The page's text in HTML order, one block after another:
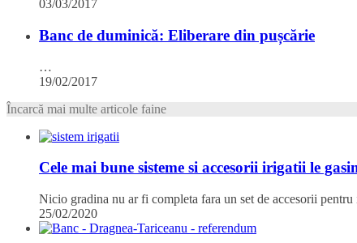
03/03/2017
Banc de duminică: Eliberare din pușcărie
…
19/02/2017
Încarcă mai multe articole faine
Cele mai bune sisteme si accesorii irigatii le
Nicio gradina nu ar fi completa fara un set de accesorii
25/02/2020